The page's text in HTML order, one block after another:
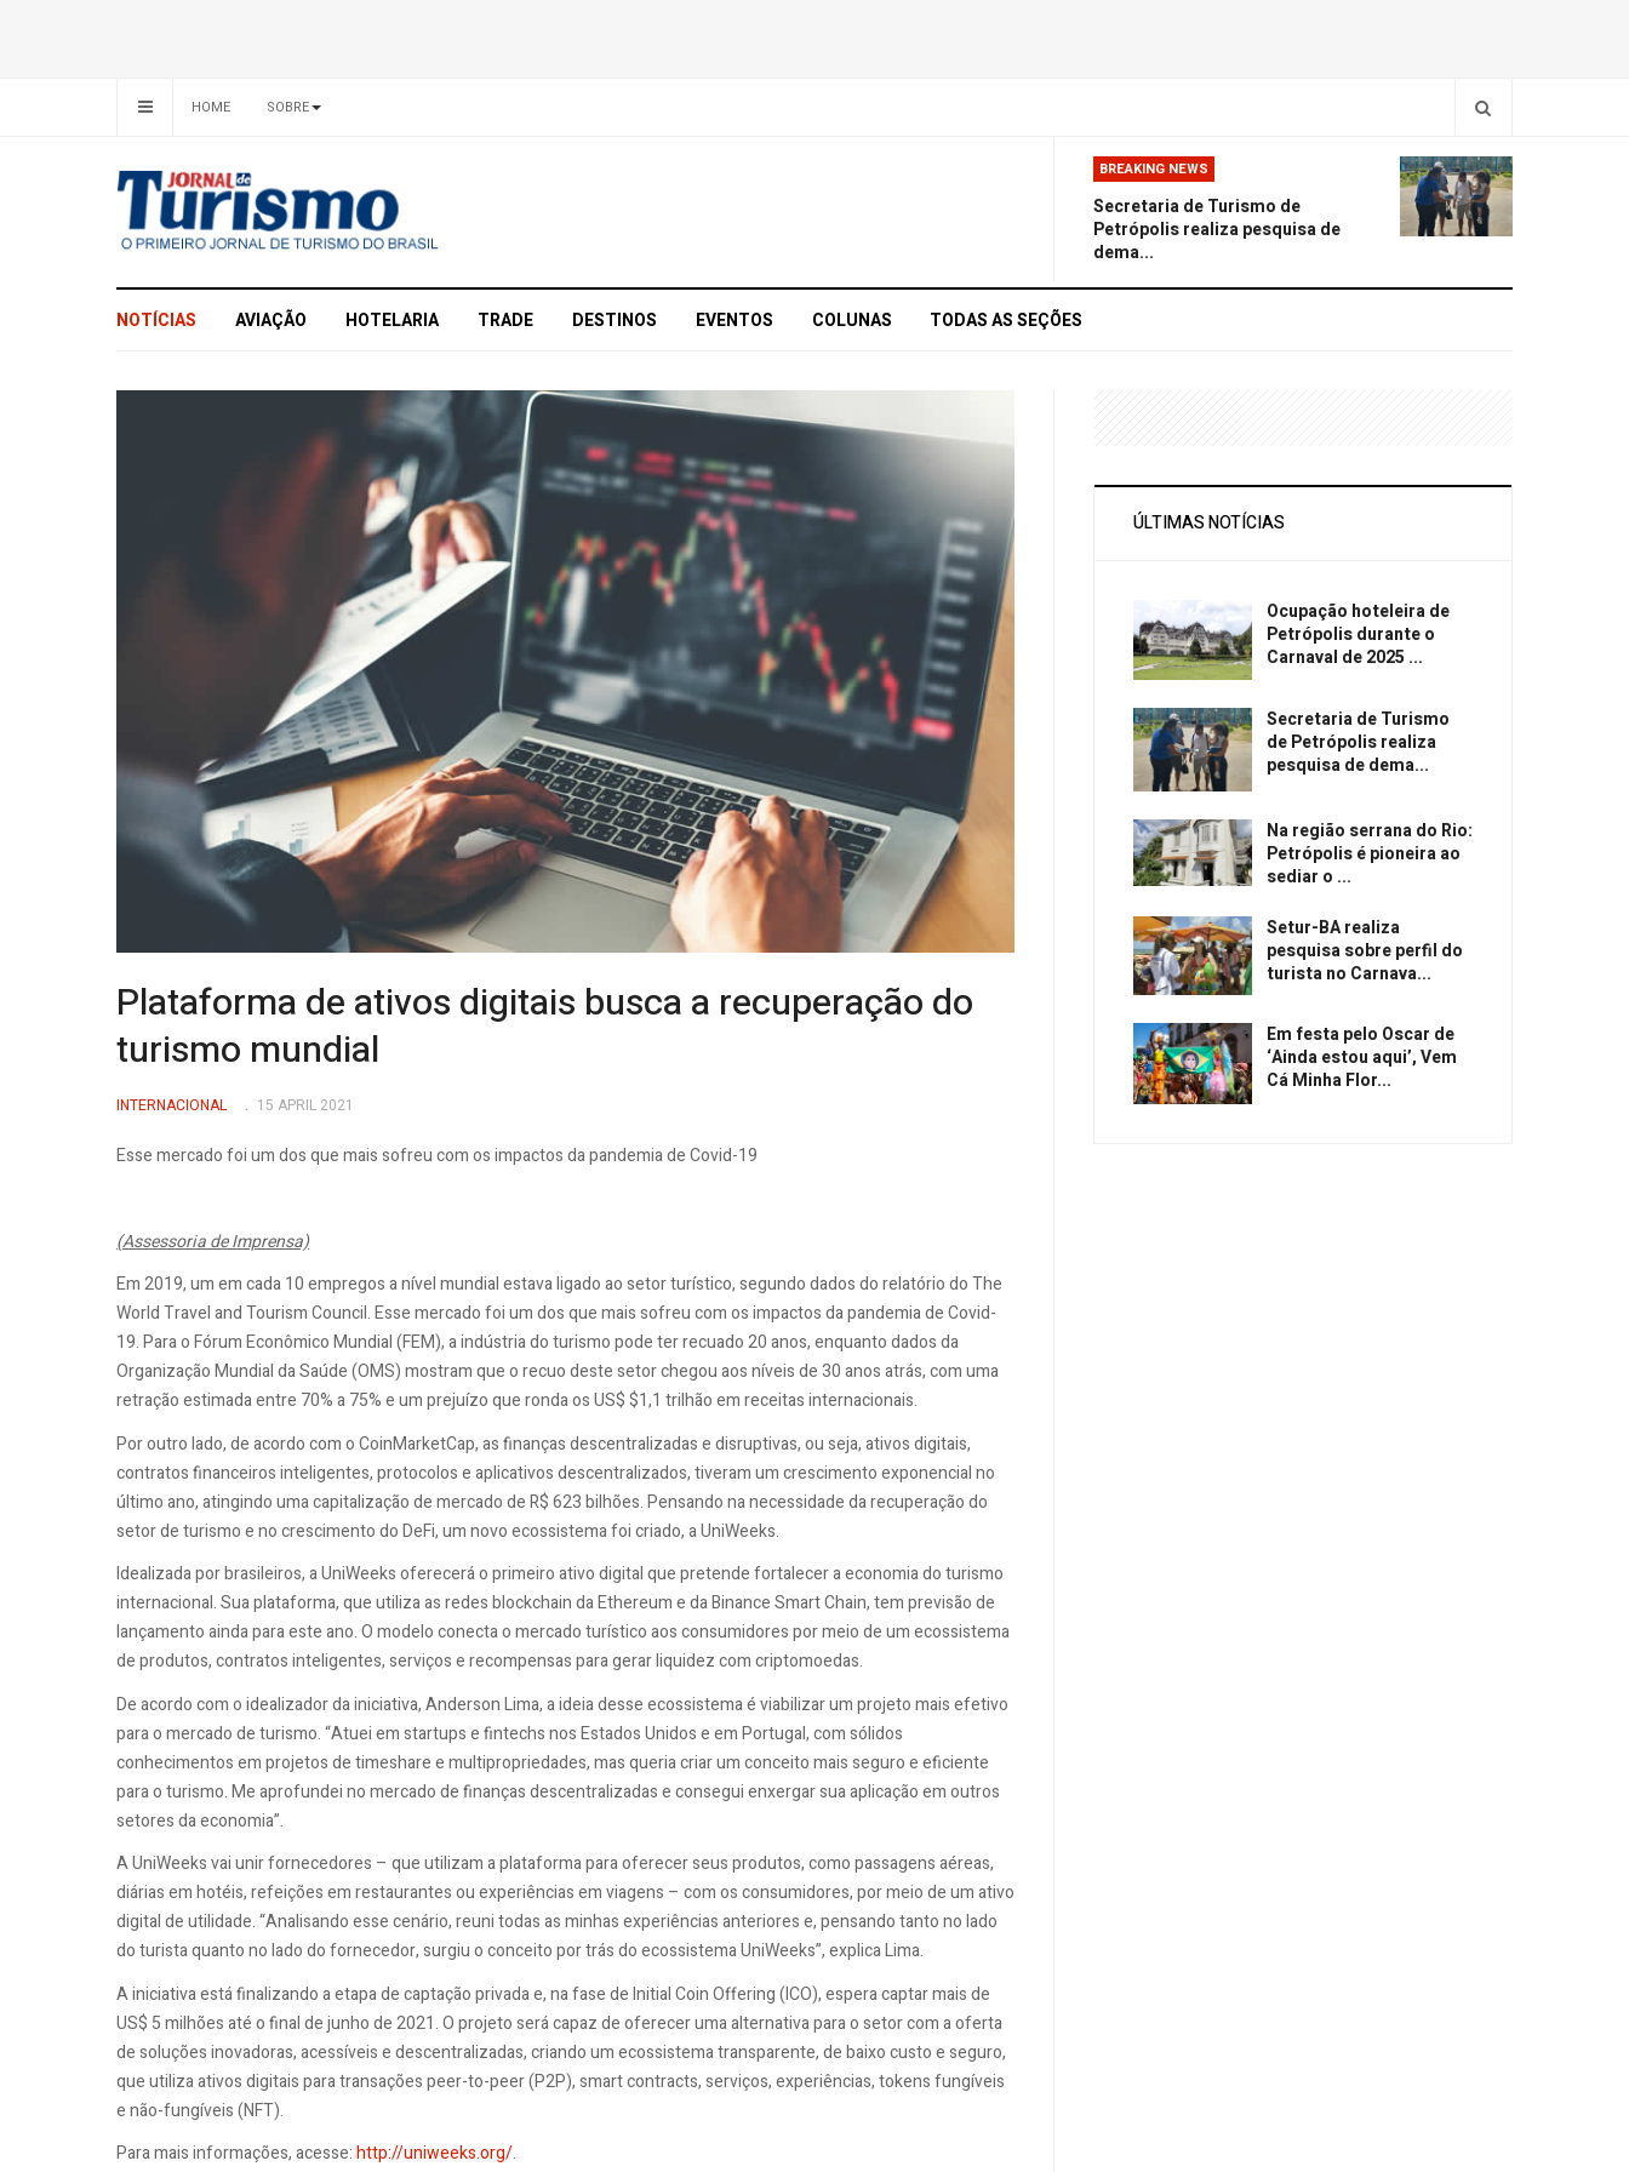
HOME SOBRE
BREAKING NEWS
Secretaria de Turismo de
Petrópolis realiza pesquisa de
dema...
NOTÍCIAS AVIAÇÃO HOTELARIA TRADE DESTINOS EVENTOS COLUNAS TODAS AS SEÇÕES
Plataforma de ativos digitais busca a recuperação do
turismo mundial
INTERNACIONAL 15 APRIL 2021
Esse mercado foi um dos que mais sofreu com os impactos da pandemia de Covid-19
(Assessoria de Imprensa)
Em 2019, um em cada 10 empregos a nível mundial estava ligado ao setor turístico, segundo dados do relatório do The
World Travel and Tourism Council. Esse mercado foi um dos que mais sofreu com os impactos da pandemia de Covid-
19. Para o Fórum Econômico Mundial (FEM), a indústria do turismo pode ter recuado 20 anos, enquanto dados da
Organização Mundial da Saúde (OMS) mostram que o recuo deste setor chegou aos níveis de 30 anos atrás, com uma
retração estimada entre 70% a 75% e um prejuízo que ronda os US$ $1,1 trilhão em receitas internacionais.
Por outro lado, de acordo com o CoinMarketCap, as finanças descentralizadas e disruptivas, ou seja, ativos digitais,
contratos financeiros inteligentes, protocolos e aplicativos descentralizados, tiveram um crescimento exponencial no
último ano, atingindo uma capitalização de mercado de R$ 623 bilhões. Pensando na necessidade da recuperação do
setor de turismo e no crescimento do DeFi, um novo ecossistema foi criado, a UniWeeks.
Idealizada por brasileiros, a UniWeeks oferecerá o primeiro ativo digital que pretende fortalecer a economia do turismo
internacional. Sua plataforma, que utiliza as redes blockchain da Ethereum e da Binance Smart Chain, tem previsão de
lançamento ainda para este ano. O modelo conecta o mercado turístico aos consumidores por meio de um ecossistema
de produtos, contratos inteligentes, serviços e recompensas para gerar liquidez com criptomoedas.
De acordo com o idealizador da iniciativa, Anderson Lima, a ideia desse ecossistema é viabilizar um projeto mais efetivo
para o mercado de turismo. “Atuei em startups e fintechs nos Estados Unidos e em Portugal, com sólidos
conhecimentos em projetos de timeshare e multipropriedades, mas queria criar um conceito mais seguro e eficiente
para o turismo. Me aprofundei no mercado de finanças descentralizadas e consegui enxergar sua aplicação em outros
setores da economia”.
A UniWeeks vai unir fornecedores – que utilizam a plataforma para oferecer seus produtos, como passagens aéreas,
diárias em hotéis, refeições em restaurantes ou experiências em viagens – com os consumidores, por meio de um ativo
digital de utilidade. “Analisando esse cenário, reuni todas as minhas experiências anteriores e, pensando tanto no lado
do turista quanto no lado do fornecedor, surgiu o conceito por trás do ecossistema UniWeeks”, explica Lima.
A iniciativa está finalizando a etapa de captação privada e, na fase de Initial Coin Offering (ICO), espera captar mais de
US$ 5 milhões até o final de junho de 2021. O projeto será capaz de oferecer uma alternativa para o setor com a oferta
de soluções inovadoras, acessíveis e descentralizadas, criando um ecossistema transparente, de baixo custo e seguro,
que utiliza ativos digitais para transações peer-to-peer (P2P), smart contracts, serviços, experiências, tokens fungíveis
e não-fungíveis (NFT).
Para mais informações, acesse:http://uniweeks.org/.
ÚLTIMAS NOTÍCIAS
Ocupação hoteleira de
Petrópolis durante o
Carnaval de 2025 ...
Secretaria de Turismo
de Petrópolis realiza
pesquisa de dema...
Na região serrana do Rio:
Petrópolis é pioneira ao
sediar o ...
Setur-BA realiza
pesquisa sobre perfil do
turista no Carnava...
Em festa pelo Oscar de
‘Ainda estou aqui’, Vem
Cá Minha Flor...